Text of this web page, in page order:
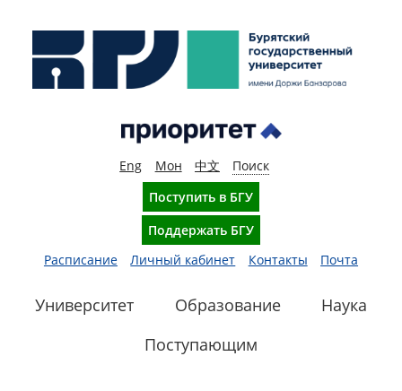
Eng Мон 中文
Поиск
Поступить в БГУ
Поддержать БГУ
Расписание
Личный кабинет Контакты Почта
Университет Образование
Наука
Поступающим